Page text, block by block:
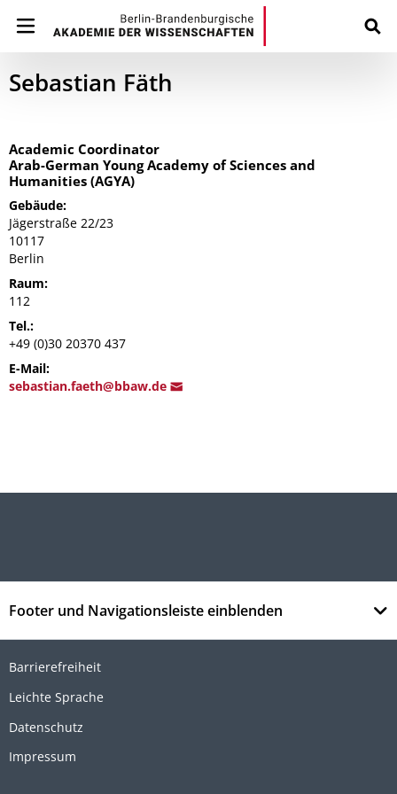
Sebastian Fäth
Academic Coordinator
Arab-German Young Academy of Sciences and
Humanities (AGYA)
Gebäude:
Jägerstraße 22/23
10117
Berlin
Raum:
112
Tel.:
+49 (0)30 20370 437
E-Mail:
sebastian.faeth@bbaw.de
Footer und Navigationsleiste einblenden
Barrierefreiheit
Leichte Sprache
Datenschutz
Impressum